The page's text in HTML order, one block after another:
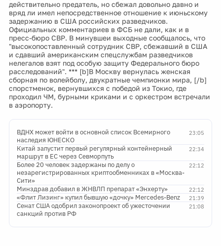
действительно предатель, но сбежал довольно давно и
вряд ли имел непосредственное отношение к июньскому
задержанию в США российских разведчиков.
Официальных комментариев в ФСБ не дали, как и в
пресс-бюро СВР. В минувшеи выходные сообщалось, что
"высокопоставленный сотрудник СВР, сбежавший в США
и сдавший американским спецслужбам разведчиков
нелегалов взят под особую защиту Федерального бюро
расследований". *** [b]В Москву вернулась женская
сборная по волейболу, двукратные чемпионки мира, [/b]
спорстменок, вернувшихся с победой из Токио, где
проходил ЧМ, бурными криками и с оркестром встречали
в аэропорту.
23:05
ВДНХ может войти в основной список Всемирного
наследия ЮНЕСКО
22:34
Китай запустит первый регулярный контейнерный
маршрут в ЕС через Севморпуть
22:12
Более 20 человек задержаны по делу о
незарегистрированных криптообменниках в «Москва-
Сити»
22:12
Минздрав добавил в ЖНВЛП препарат «Энхерту»
21:39
«Флит Лизинг» купил бывшую «дочку» Mercedes-Benz
21:08
Сенат США одобрил законопроект об ужесточении
санкций против РФ